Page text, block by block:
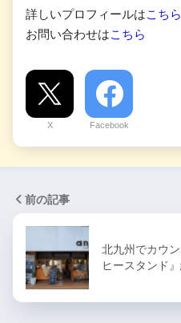
詳しいプロフィールはこちら
お問い合わせはこちら
X Facebook
前の記事
北九州でカウ
ヒースタンド』